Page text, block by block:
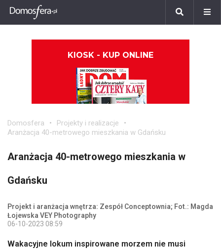
KIOSK - KUP ONLINE
Domosfera
Projekty i realizacje
Aranżacja 40-metrowego mieszkania w Gdańsku
Aranżacja 40-metrowego mieszkania w
Gdańsku
Projekt i aranżacja wnętrza: Zespół Conceptownia; Fot.: Magda
Łojewska VEY Photography
06-10-2023 08:59
Wakacyjne lokum inspirowane morzem nie musi